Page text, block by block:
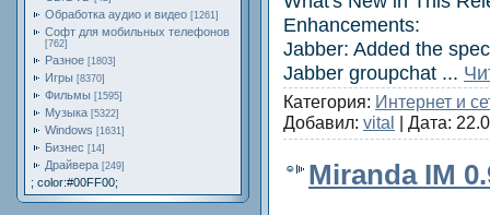
Обработка аудио и видео [1261]
Софт для мобильных телефонов
[762]
Разное [1803]
Игры [8370]
Фильмы [1595]
Музыка [5322]
Windows [1631]
Бизнес [14]
Драйвера [249]
; color:#00FF00;
Enhancements:
Jabber: Added the
Jabber groupchat ...
Категория: Интернет и
Добавил: vital | Дата:
Miranda IM